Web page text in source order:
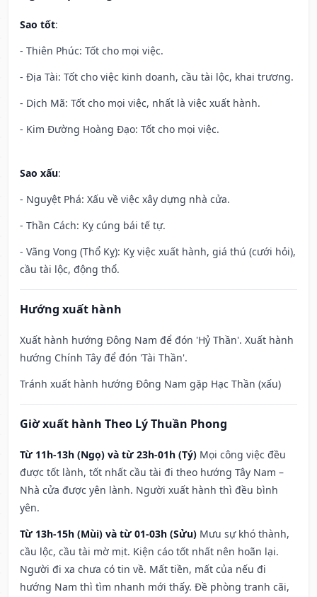
Sao tốt:
- Thiên Phúc: Tốt cho mọi việc.
- Địa Tài: Tốt cho việc kinh doanh, cầu tài lộc, khai trương.
- Dịch Mã: Tốt cho mọi việc, nhất là việc xuất hành.
- Kim Đường Hoàng Đạo: Tốt cho mọi việc.
Sao xấu:
- Nguyệt Phá: Xấu về việc xây dựng nhà cửa.
- Thần Cách: Kỵ cúng bái tế tự.
- Vãng Vong (Thổ Kỵ): Kỵ việc xuất hành, giá thú (cưới hỏi),
cầu tài lộc, động thổ.
Hướng xuất hành
Xuất hành hướng Đông Nam để đón 'Hỷ Thần'. Xuất hành
hướng Chính Tây để đón 'Tài Thần'.
Tránh xuất hành hướng Đông Nam gặp Hạc Thần (xấu)
Giờ xuất hành Theo Lý Thuần Phong
Từ 11h-13h (Ngọ) và từ 23h-01h (Tý) Mọi công việc đều
được tốt lành, tốt nhất cầu tài đi theo hướng Tây Nam –
Nhà cửa được yên lành. Người xuất hành thì đều bình
yên.
Từ 13h-15h (Mùi) và từ 01-03h (Sửu) Mưu sự khó thành,
cầu lộc, cầu tài mờ mịt. Kiện cáo tốt nhất nên hoãn lại.
Người đi xa chưa có tin về. Mất tiền, mất của nếu đi
hướng Nam thì tìm nhanh mới thấy. Đề phòng tranh cãi,